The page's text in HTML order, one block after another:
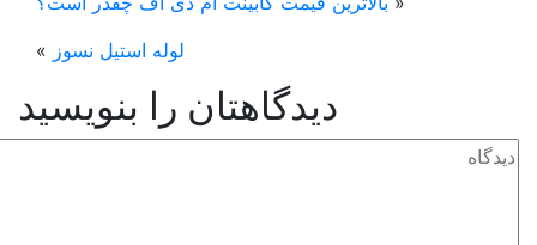
لوله استیل نسوز»
دیدگاهتان را بنویسید